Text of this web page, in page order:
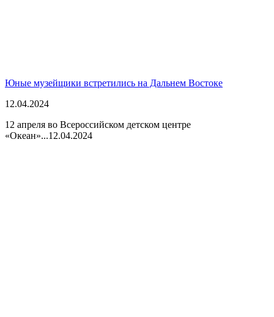
Юные музейщики встретились на Дальнем Востоке
12.04.2024
12 апреля во Всероссийском детском центре
«Океан»...12.04.2024